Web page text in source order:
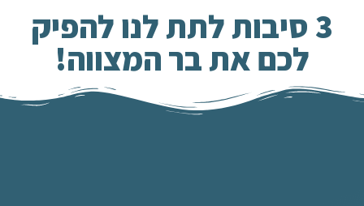
3 סיבות לתת לנו להפיק
לכם את בר המצווה!